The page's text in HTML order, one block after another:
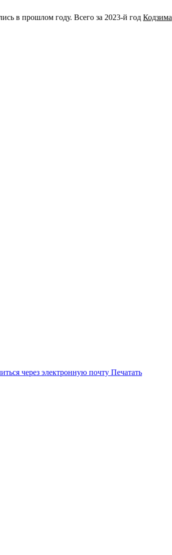
в прошлом году. Всего за 2023-й год Кодзима
через электронную почту Печатать